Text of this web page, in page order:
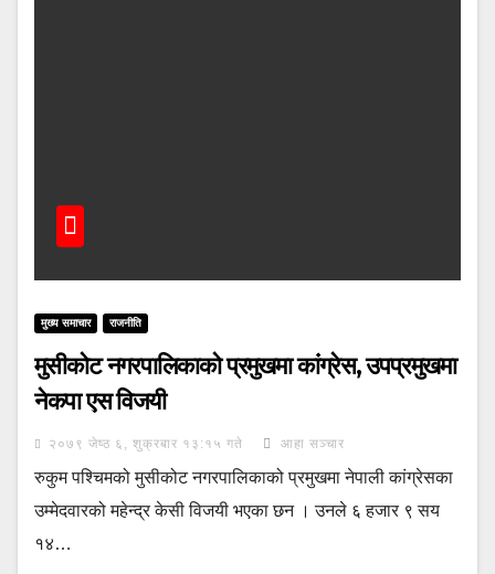
मुख्य समाचार राजनीति
मुसीकोट नगरपालिकाको प्रमुखमा कांग्रेस, उपप्रमुखमा
नेकपा एस विजयी
२०७९ जेष्ठ ६, शुक्रबार १३:१५ गते आहा सञ्चार
रुकुम पश्चिमको मुसीकोट नगरपालिकाको प्रमुखमा नेपाली कांग्रेसका
उम्मेदवारको महेन्द्र केसी विजयी भएका छन । उनले ६ हजार ९ सय
१४…